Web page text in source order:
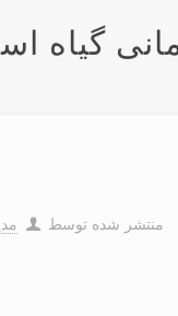
گیاه
منتشر شده توسط